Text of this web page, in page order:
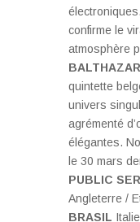
confirme le
atmosphère
BALTHAZAR
quintette
univers
agrémenté
élégantes.
le 30 mars
PUBLIC
Angleterre /
BRASIL